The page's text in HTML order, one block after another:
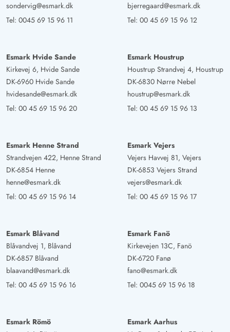
sondervig@esmark.dk
Tel: 0045 69 15 96 11
bjerregaard@esmark.dk
Tel: 00 45 69 15 96 12
Esmark Hvide Sande
Kirkevej 6, Hvide Sande
DK-6960 Hvide Sande
hvidesande@esmark.dk
Tel: 00 45 69 15 96 20
Esmark Houstrup
Houstrup Strandvej 4, Houstrup
DK-6830 Nørre Nebel
houstrup@esmark.dk
Tel: 00 45 69 15 96 13
Esmark Henne Strand
Strandvejen 422, Henne Strand
DK-6854 Henne
henne@esmark.dk
Tel: 00 45 69 15 96 14
Esmark Vejers
Vejers Havvej 81, Vejers
DK-6853 Vejers Strand
vejers@esmark.dk
Tel: 00 45 69 15 96 17
Esmark Blåvand
Blåvandvej 1, Blåvand
DK-6857 Blåvand
blaavand@esmark.dk
Tel: 00 45 69 15 96 16
Esmark Fanö
Kirkevejen 13C, Fanö
DK-6720 Fanø
fano@esmark.dk
Tel: 0045 69 15 96 18
Esmark Römö
Esmark Aarhus